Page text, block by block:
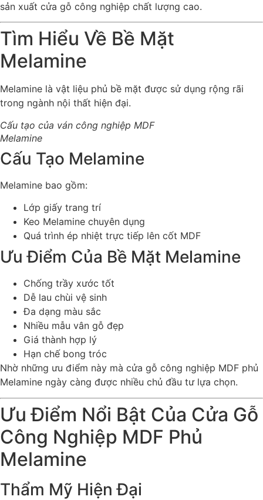
sản xuất cửa gỗ công nghiệp chất lượng cao.
Tìm Hiểu Về Bề Mặt
Melamine
Melamine là vật liệu phủ bề mặt được sử dụng rộng rãi
trong ngành nội thất hiện đại.
Cấu tạo của ván công nghiệp MDF
Melamine
Cấu Tạo Melamine
Melamine bao gồm:
Lớp giấy trang trí
Keo Melamine chuyên dụng
Quá trình ép nhiệt trực tiếp lên cốt MDF
Ưu Điểm Của Bề Mặt Melamine
Chống trầy xước tốt
Dễ lau chùi vệ sinh
Đa dạng màu sắc
Nhiều mẫu vân gỗ đẹp
Giá thành hợp lý
Hạn chế bong tróc
Nhờ những ưu điểm này mà cửa gỗ công nghiệp MDF phủ
Melamine ngày càng được nhiều chủ đầu tư lựa chọn.
Ưu Điểm Nổi Bật Của Cửa Gỗ
Công Nghiệp MDF Phủ
Melamine
Thẩm Mỹ Hiện Đại